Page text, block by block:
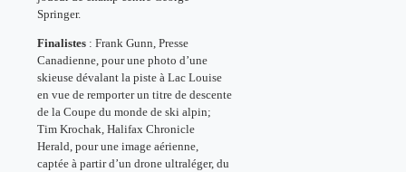
Springer.
Finalistes : Frank Gunn, Presse
Canadienne, pour une photo d’une
skieuse dévalant la piste à Lac Louise
en vue de remporter un titre de descente
de la Coupe du monde de ski alpin;
Tim Krochak, Halifax Chronicle
Herald, pour une image aérienne,
captée à partir d’un drone ultraléger, du